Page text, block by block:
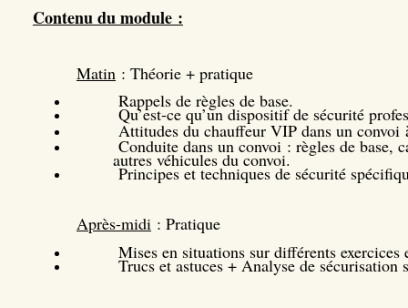
Contenu du module :
Matin : Théorie + pratique
Rappels de règles de base.
Qu’est-ce qu’un dispositif de sécurité
Attitudes du chauffeur VIP dans un convoi
Conduite dans un convoi : règles de base,
autres véhicules du convoi.
Principes et techniques de sécurité
Après-midi : Pratique
Mises en situations sur différents
Trucs et astuces + Analyse de sécurisation